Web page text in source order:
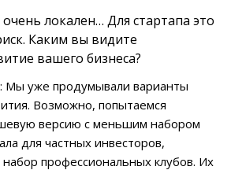
локален… Для стартапа это
Каким вы видите
вашего бизнеса?
уже продумывали варианты
Возможно, попытаемся
версию с меньшим набором
для частных инвесторов,
профессиональных клубов. Их